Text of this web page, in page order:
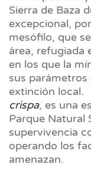
Sierra de Baza
excepcional,
mesófilo, que
área, refugiada
en los que la
sus
extinción local.
crispa, es una
Parque Natural
supervivencia
operando los
amenazan.